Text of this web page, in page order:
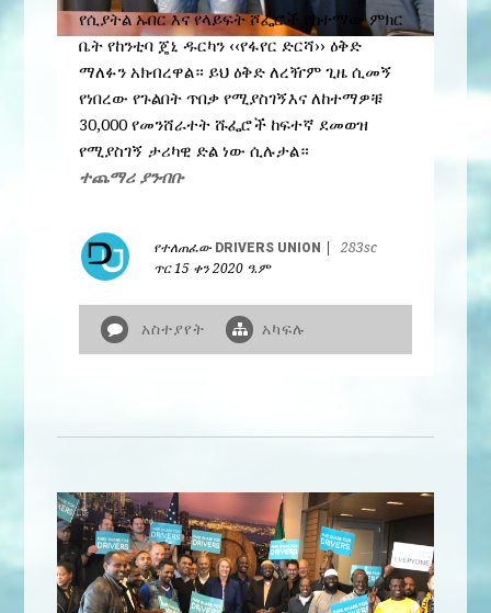
የሲያትል ኡበር እና የላይፍት ሾፌሮች የከተማው ምክር
ቤት የከንቲባ ጄኒ ዱርካን ‹‹የፋየር ድርሻ›› ዕቅድ
ማለፉን አክብረዋል። ይህ ዕቅድ ለረዥም ጊዜ ሲመኝ
የነበረው የጉልበት ጥበቃ የሚያስገኝእና ለከተማዎቹ
30,000 የመንሸራተት ሹፌሮች ከፍተኛ ደመወዝ
የሚያስገኝ ታሪካዊ ድል ነው ሲሉታል።
ተጨማሪ ያንብቡ
የተለጠፈው DRIVERS UNION
283sc
ጥር 15 ቀን 2020 ዓ.ም
አስተያየት አካፍሉ